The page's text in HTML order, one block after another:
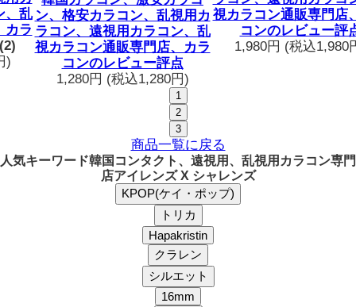
ン、格安カラコン、乱視用カ
ラコン、遠視用カラコン、乱
視カラコン通販専門店、カラ
コンのレビュー評点
1,280円(税込1,280円)
視カラコン通販専門店、カラ
コンのレビュー評点
1,980円(税込1,980円)
1
2
3
商品一覧に戻る
人気キーワード韓国コンタクト、遠視用、乱視用カラコン専門
店アイレンズ X シャレンズ